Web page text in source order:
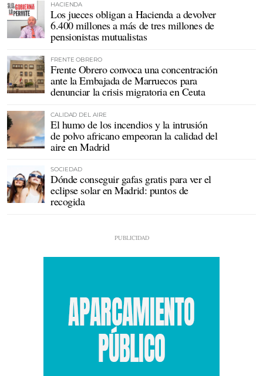
HACIENDA
Los jueces obligan a Hacienda a devolver
6.400 millones a más de tres millones de
pensionistas mutualistas
FRENTE OBRERO
Frente Obrero convoca una concentración
ante la Embajada de Marruecos para
denunciar la crisis migratoria en Ceuta
CALIDAD DEL AIRE
El humo de los incendios y la intrusión
de polvo africano empeoran la calidad del
aire en Madrid
SOCIEDAD
Dónde conseguir gafas gratis para ver el
eclipse solar en Madrid: puntos de
recogida